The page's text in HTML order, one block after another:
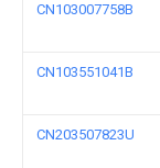
CN103007758B
CN103551041B
CN203507823U